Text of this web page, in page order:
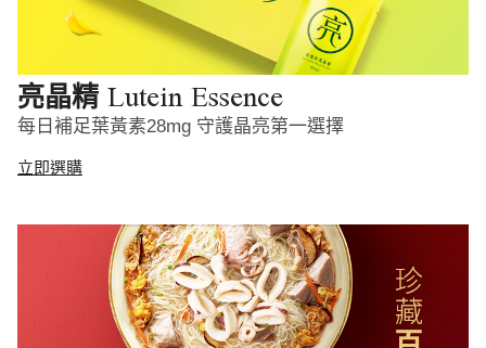
亮晶精 Lutein Essence
每日補足葉黃素28mg 守護晶亮第一選擇
立即選購